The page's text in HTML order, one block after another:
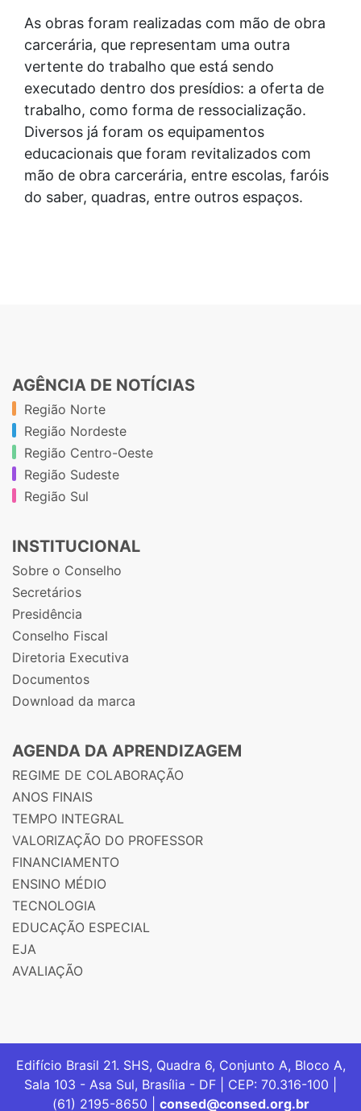
As obras foram realizadas com mão de obra
carcerária, que representam uma outra
vertente do trabalho que está sendo
executado dentro dos presídios: a oferta de
trabalho, como forma de ressocialização.
Diversos já foram os equipamentos
educacionais que foram revitalizados com
mão de obra carcerária, entre escolas, faróis
do saber, quadras, entre outros espaços.
AGÊNCIA DE NOTÍCIAS
Região Norte
Região Nordeste
Região Centro-Oeste
Região Sudeste
Região Sul
INSTITUCIONAL
Sobre o Conselho
Secretários
Presidência
Conselho Fiscal
Diretoria Executiva
Documentos
Download da marca
AGENDA DA APRENDIZAGEM
REGIME DE COLABORAÇÃO
ANOS FINAIS
TEMPO INTEGRAL
VALORIZAÇÃO DO PROFESSOR
FINANCIAMENTO
ENSINO MÉDIO
TECNOLOGIA
EDUCAÇÃO ESPECIAL
EJA
AVALIAÇÃO
Edifício Brasil 21. SHS, Quadra 6, Conjunto A, Bloco A,
Sala 103 - Asa Sul, Brasília - DF | CEP: 70.316-100 |
(61) 2195-8650 | consed@consed.org.br